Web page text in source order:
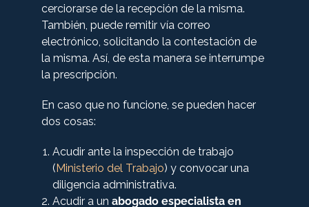
cerciorarse de la recepción de la misma.
También, puede remitir vía correo
electrónico, solicitando la contestación de
la misma. Así, de esta manera se interrumpe
la prescripción.
En caso que no funcione, se pueden hacer
dos cosas:
Acudir ante la inspección de trabajo
( Ministerio del Trabajo) y convocar una
diligencia administrativa.
Acudir a un abogado especialista en